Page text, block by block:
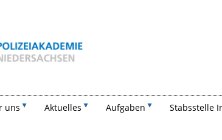
uns Aktuelles Aufgaben Stabsstelle